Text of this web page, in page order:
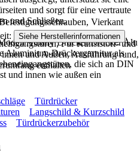
Vierkant
Für Kunststoff- und
und Außen, Ausführung rund,
enthalten
und sorgt für eine vertraute
und Schließen.
Albany Drücker/Drücker Alu
Aluminium-Drückergarnitur als
die sich an DIN
und innen wie außen ein
Siehe Herstellerinformationen .
Türdrücker
Langschild & Kurzschild
Türdrückerzubehör